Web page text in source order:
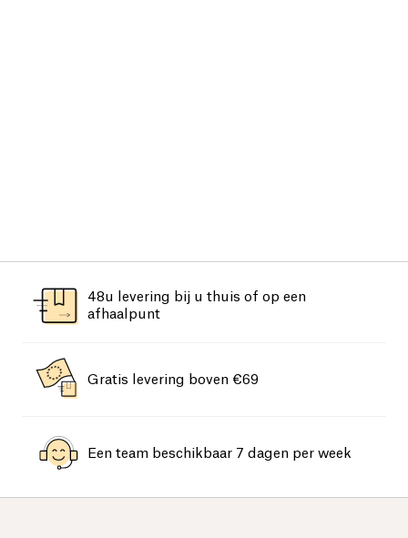
48u levering bij u thuis of op een
afhaalpunt
Gratis levering boven €69
Een team beschikbaar 7 dagen per week